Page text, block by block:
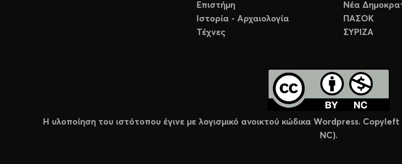
Επιστήμη
Ιστορία - Αρχαιολογία
Τέχνες
Νέα
ΠΑΣΟΚ
ΣΥΡΙΖΑ
Η υλοποίηση του ιστότοπου έγινε με λογισμικό ανοικτού κώδικα Wordpress.
NC).